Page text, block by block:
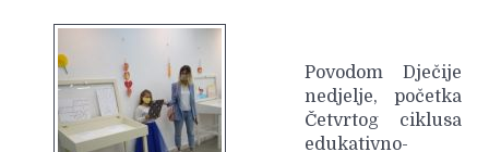
Povodom Dječije
nedjelje, početka
Četvrtog ciklusa
edukativno-